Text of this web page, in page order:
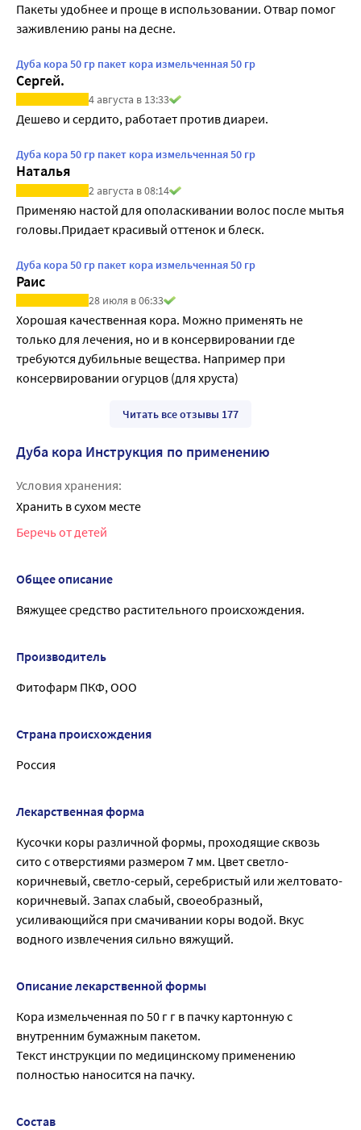
Пакеты удобнее и проще в использовании. Отвар помог
заживлению раны на десне.
Дуба кора 50 гр пакет кора измельченная 50 гр
Сергей.
4 августа в 13:33
Дешево и сердито, работает против диареи.
Дуба кора 50 гр пакет кора измельченная 50 гр
Наталья
2 августа в 08:14
Применяю настой для ополаскивании волос после мытья
головы.Придает красивый оттенок и блеск.
Дуба кора 50 гр пакет кора измельченная 50 гр
Раис
28 июля в 06:33
Хорошая качественная кора. Можно применять не
только для лечения, но и в консервировании где
требуются дубильные вещества. Например при
консервировании огурцов (для хруста)
Читать все отзывы 177
Дуба кора Инструкция по применению
Условия хранения:
Хранить в сухом месте
Беречь от детей
Общее описание
Вяжущее средство растительного происхождения.
Производитель
Фитофарм ПКФ, ООО
Страна происхождения
Россия
Лекарственная форма
Кусочки коры различной формы, проходящие сквозь
сито с отверстиями размером 7 мм. Цвет светло-
коричневый, светло-серый, серебристый или желтовато-
коричневый. Запах слабый, своеобразный,
усиливающийся при смачивании коры водой. Вкус
водного извлечения сильно вяжущий.
Описание лекарственной формы
Кора измельченная по 50 г г в пачку картонную с
внутренним бумажным пакетом.
Текст инструкции по медицинскому применению
полностью наносится на пачку.
Состав